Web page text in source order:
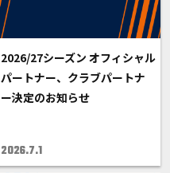
2026/27シーズン オフィシャル
パートナー、クラブパートナ
ー決定のお知らせ
2026.7.1